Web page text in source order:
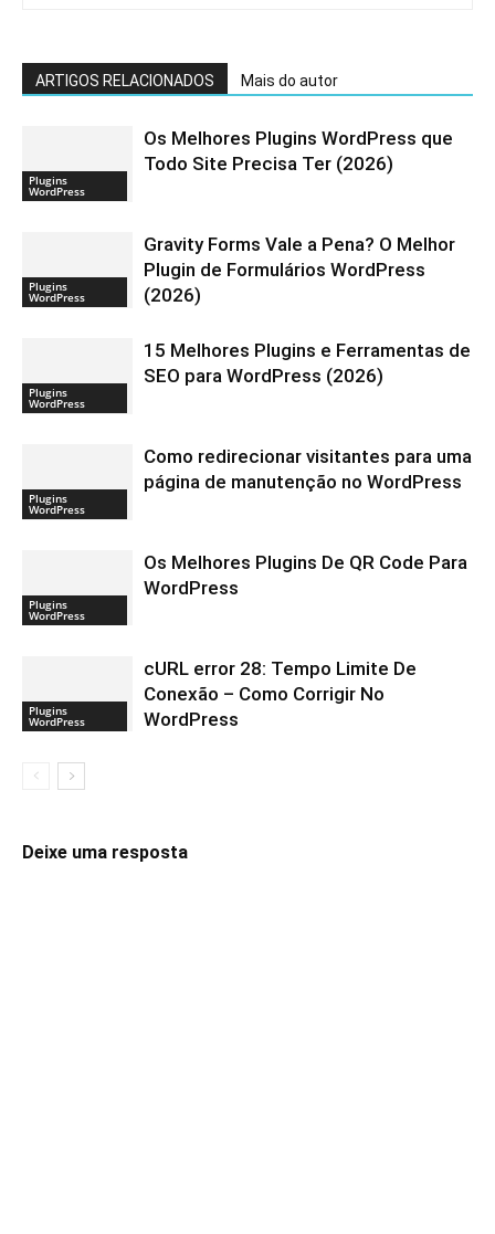
ARTIGOS RELACIONADOS Mais do autor
Plugins
WordPress
Os Melhores Plugins WordPress que
Todo Site Precisa Ter (2026)
Plugins
WordPress
Gravity Forms Vale a Pena? O Melhor
Plugin de Formulários WordPress
(2026)
Plugins
WordPress
15 Melhores Plugins e Ferramentas de
SEO para WordPress (2026)
Plugins
WordPress
Como redirecionar visitantes para uma
página de manutenção no WordPress
Plugins
WordPress
Os Melhores Plugins De QR Code Para
WordPress
Plugins
WordPress
cURL error 28: Tempo Limite De
Conexão – Como Corrigir No
WordPress
Deixe uma resposta